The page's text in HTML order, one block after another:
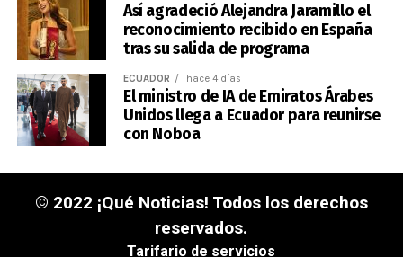
Así agradeció Alejandra Jaramillo el
reconocimiento recibido en España
tras su salida de programa
ECUADOR hace 4 días
El ministro de IA de Emiratos Árabes
Unidos llega a Ecuador para reunirse
con Noboa
© 2022 ¡Qué Noticias! Todos los derechos
reservados.
Tarifario de servicios